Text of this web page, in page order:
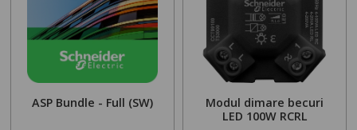
ASP Bundle - Full (SW)
Modul dimare becuri
LED 100W RCRL